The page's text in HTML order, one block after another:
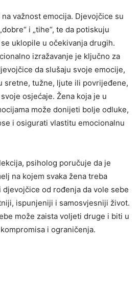
važnost emocija. Djevojčice su
i „tihe“, te da potiskuju
uklopile u očekivanja drugih.
izražavanje je ključno za
da slušaju svoje emocije,
sretne, tužne, ljute ili povrijeđene,
osjećaje. Žena koja je u
može donijeti bolje odluke,
i osigurati vlastitu emocionalnu
psiholog poručuje da je
na kojem svaka žena treba
od rođenja da vole sebe
ispunjeniji i samosvjesniji život.
može zaista voljeti druge i biti u
i ograničenja.